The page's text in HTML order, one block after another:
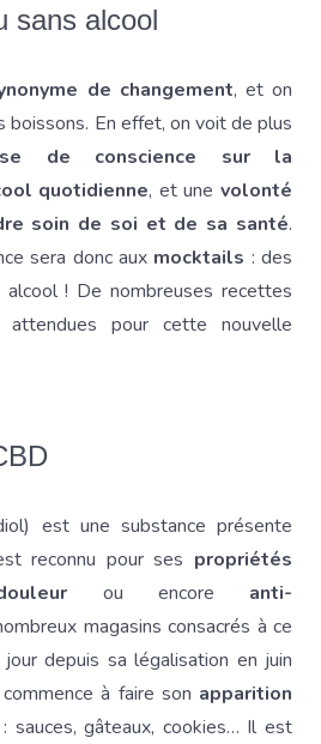
sans alcool
de changement, et on
boissons. En effet, on voit de plus
de conscience sur la
quotidienne, et unevolonté
soin de soi et de sa santé.
sera donc aux mocktails : des
alcool ! De nombreuses recettes
attendues pour cette nouvelle
est une substance présente
reconnu pour ses propriétés
ou encore anti-
magasins consacrés à ce
depuis sa légalisation en juin
à faire son apparition
: sauces, gâteaux, cookies… Il est